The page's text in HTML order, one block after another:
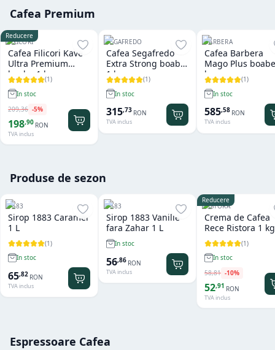
Cafea Premium
Reducere
FILICORI
Cafea Filicori Kave
Ultra Premium
boabe 1 kg
(1)
In stoc
209,36 -5%
198,90 RON
TVA inclus
SEGAFREDO
Cafea Segafredo
Extra Strong boabe
1 kg
(1)
In stoc
315,73 RON
TVA inclus
BARBERA
Cafea Barbera
Mago Plus
kg
(1)
In stoc
585,58 RON
TVA inclus
Produse de sezon
1883
Sirop 1883 Caramel
1 L
(1)
In stoc
65,82 RON
TVA inclus
1883
Sirop 1883 Vanilie
fara Zahar 1 L
In stoc
56,86 RON
TVA inclus
Reducere
RISTORA
Crema de Cafea
Rece Ristora 1 kg
(1)
In stoc
58,81 -10%
52,91 RON
TVA inclus
Espressoare Cafea